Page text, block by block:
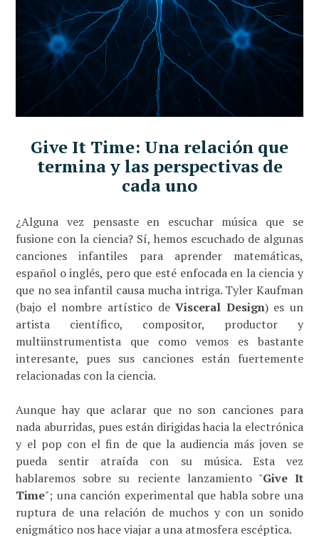
Give It Time: Una relación que
termina y las perspectivas de
cada uno
¿Alguna vez pensaste en escuchar música que se
fusione con la ciencia? Sí, hemos escuchado de algunas
canciones infantiles para aprender matemáticas,
español o inglés, pero que esté enfocada en la ciencia y
que no sea infantil causa mucha intriga. Tyler Kaufman
(bajo el nombre artístico deVisceral Design) es un
artista científico, compositor, productor y
multiinstrumentista que como vemos es bastante
interesante, pues sus canciones están fuertemente
relacionadas con la ciencia.
Aunque hay que aclarar que no son canciones para
nada aburridas, pues están dirigidas hacia la electrónica
y el pop con el fin de que la audiencia más joven se
pueda sentir atraída con su música. Esta vez
hablaremos sobre su reciente lanzamiento "Give It
Time"; una canción experimental que habla sobre una
ruptura de una relación de muchos y con un sonido
enigmático nos hace viajar a una atmosfera escéptica.